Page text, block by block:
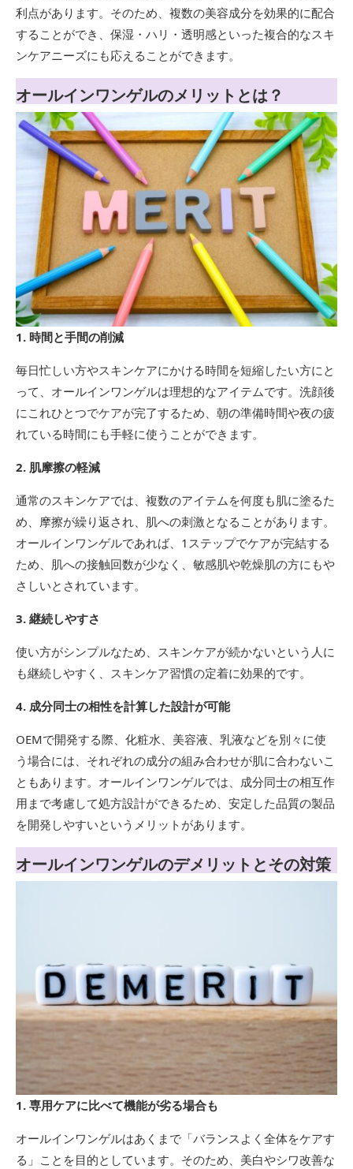
利点があります。そのため、複数の美容成分を効果的に配合
することができ、保湿・ハリ・透明感といった複合的なスキ
ンケアニーズにも応えることができます。
オールインワンゲルのメリットとは？
1. 時間と手間の削減
毎日忙しい方やスキンケアにかける時間を短縮したい方にと
って、オールインワンゲルは理想的なアイテムです。洗顔後
にこれひとつでケアが完了するため、朝の準備時間や夜の疲
れている時間にも手軽に使うことができます。
2. 肌摩擦の軽減
通常のスキンケアでは、複数のアイテムを何度も肌に塗るた
め、摩擦が繰り返され、肌への刺激となることがあります。
オールインワンゲルであれば、1ステップでケアが完結する
ため、肌への接触回数が少なく、敏感肌や乾燥肌の方にもや
さしいとされています。
3. 継続しやすさ
使い方がシンプルなため、スキンケアが続かないという人に
も継続しやすく、スキンケア習慣の定着に効果的です。
4. 成分同士の相性を計算した設計が可能
OEMで開発する際、化粧水、美容液、乳液などを別々に使
う場合には、それぞれの成分の組み合わせが肌に合わないこ
ともあります。オールインワンゲルでは、成分同士の相互作
用まで考慮して処方設計ができるため、安定した品質の製品
を開発しやすいというメリットがあります。
オールインワンゲルのデメリットとその対策
1. 専用ケアに比べて機能が劣る場合も
オールインワンゲルはあくまで「バランスよく全体をケアす
る」ことを目的としています。そのため、美白やシワ改善な